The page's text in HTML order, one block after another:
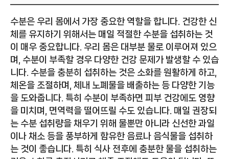
수분은 우리 몸에서 가장 중요한 역할을 합니다. 건강한 신
체를 유지하기 위해서는 매일 적절한 수분을 섭취하는 것
이 매우 중요합니다. 우리 몸은 대부분 물로 이루어져 있으
며, 수분이 부족할 경우 다양한 건강 문제가 발생할 수 있습
니다. 수분을 충분히 섭취하는 것은 소화를 원활하게 하고,
체온을 조절하며, 체내 노폐물을 배출하는 등 다양한 기능
을 도와줍니다. 특히 수분이 부족하면 피부 건강에도 영향
을 미치며, 면역력을 떨어뜨릴 수도 있습니다. 매일 권장되
는 수분 섭취량을 채우기 위해 물뿐만 아니라 신선한 과일
이나 채소 등을 풍부하게 함유한 음료나 음식물을 섭취하
는 것이 좋습니다. 특히 식사 전후에 충분한 물을 섭취하는